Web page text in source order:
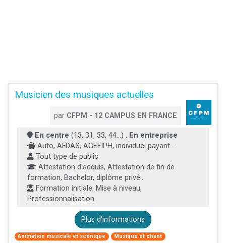
Musicien des musiques actuelles
par CFPM - 12 CAMPUS EN FRANCE
En centre (13, 31, 33, 44...) , En entreprise
Auto, AFDAS, AGEFIPH, individuel payant...
Tout type de public
Attestation d'acquis, Attestation de fin de
formation, Bachelor, diplôme privé...
Formation initiale, Mise à niveau,
Professionnalisation
Plus d'informations
Animation musicale et scénique
Musique et chant